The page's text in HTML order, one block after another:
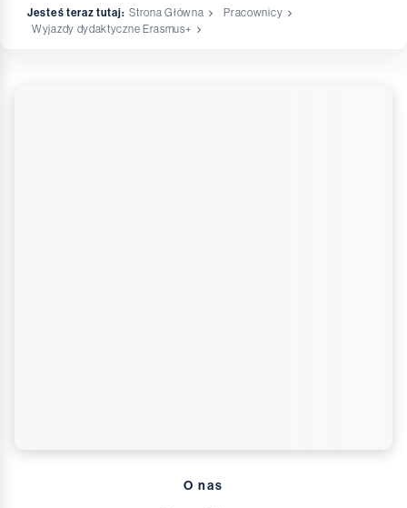
Jesteś teraz tutaj: Strona Główna
Pracownicy
Wyjazdy dydaktyczne Erasmus+
O nas